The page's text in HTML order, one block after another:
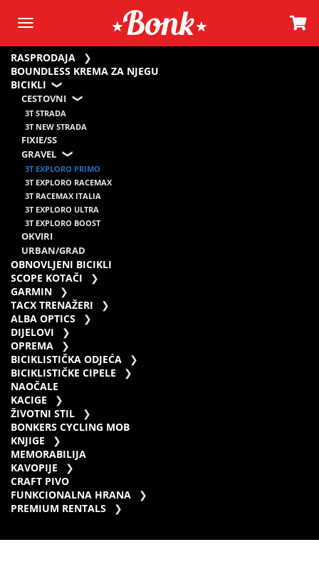
RASPRODAJA
BOUNDLESS KREMA ZA NJEGU
BICIKLI
CESTOVNI
3T STRADA
3T NEW STRADA
FIXIE/SS
GRAVEL
3T EXPLORO PRIMO
3T EXPLORO RACEMAX
3T RACEMAX ITALIA
3T EXPLORO ULTRA
3T EXPLORO BOOST
OKVIRI
URBAN/GRAD
OBNOVLJENI BICIKLI
SCOPE KOTAČI
GARMIN
TACX TRENAŽERI
ALBA OPTICS
DIJELOVI
OPREMA
BICIKLISTIČKA ODJEĆA
BICIKLISTIČKE CIPELE
NAOČALE
KACIGE
ŽIVOTNI STIL
BONKERS CYCLING MOB
KNJIGE
MEMORABILIJA
KAVOPIJE
CRAFT PIVO
FUNKCIONALNA HRANA
PREMIUM RENTALS